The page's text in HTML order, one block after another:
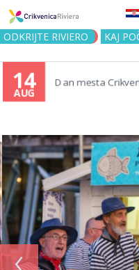
ODKRIJTE RIVIERO KAJ
14
AUG
Dan mesta